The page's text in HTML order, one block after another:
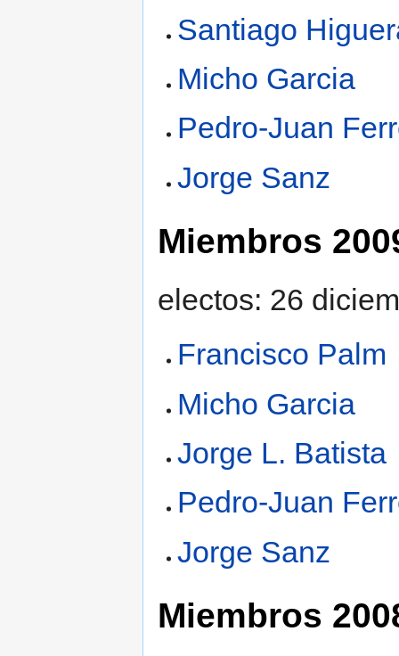
Santiago
Micho Garcia
Pedro-Juan
Jorge Sanz
Miembros
electos: 26
Francisco Palm
Micho Garcia
Jorge L. Batista
Pedro-Juan
Jorge Sanz
Miembros